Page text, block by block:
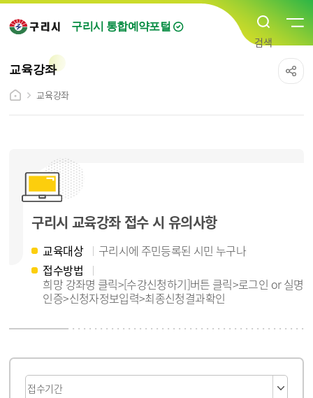
구리시 통합예약포털
교육강좌
교육강좌
구리시 교육강좌 접수 시 유의사항
교육대상
구리시에 주민등록된 시민 누구나
접수방법
희망 강좌명 클릭>[수강신청하기]버튼 클릭>로그인 or 실명
인증>신청자정보입력>최종신청결과확인
게시물 검색